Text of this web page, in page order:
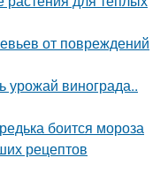
от повреждений
урожай винограда..
боится мороза
рецептов